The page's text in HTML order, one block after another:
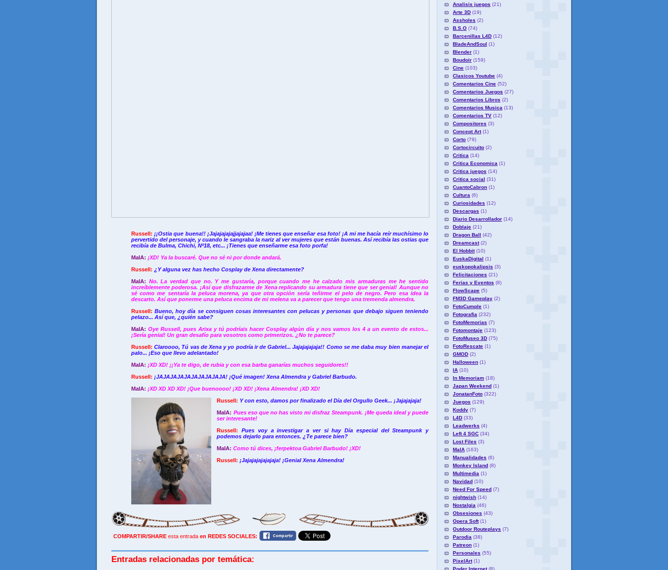
Russell: ¡¡Ostia que buena!! ¡Jajajajajajjajajaa! ¡Me tienes que enseñar esa foto! ¡A mi me hacía reír muchísimo lo
pervertido del personaje, y cuando le sangraba la nariz al ver mujeres que están buenas. Así recibía las ostias que
recibía de Bulma, Chichi, Nº18, etc... ¡Tienes que enseñarme esa foto porfa!
MaIA: ¡XD! Ya la buscaré. Que no sé ni por donde andará.
Russell: ¿Y alguna vez has hecho Cosplay de Xena directamente?
MaIA: No. La verdad que no. Y me gustaría, porque cuando me he calzado mis armaduras me he sentido
increíblemente poderosa. ¡Así que disfrazarme de Xena replicando su armadura tiene que ser genial! Aunque no
sé como me sentaría la peluca morena, ya que otra opción sería teñirme el pelo de negro. Pero esa idea la
descarto. Así que ponerme una peluca encima de mi melena va a parecer que tengo una tremenda almendra.
Russell: Bueno, hoy día se consiguen cosas interesantes con pelucas y personas que debajo siguen teniendo
pelazo... Así que, ¿quién sabe?
MaIA: Oye Russell, pues Arixa y tú podríais hacer Cosplay algún día y nos vamos los 4 a un evento de estos...
¡Sería genial! Un gran desafío para vosotros como primerizos. ¿No te parece?
Russell: Claroooo, Tú vas de Xena y yo podría ir de Gabriel... Jajajajajaja!! Como se me daba muy bien manejar el
palo... ¡Eso que llevo adelantado!
MaIA: ¡XD XD! ¡¡Ya te digo, de rubia y con esa barba ganarías muchos seguidores!!
Russell: ¡JAJAJAJAJAJAJAJAJAJA! ¡Qué imagen! Xena Almendra y Gabriel Barbudo.
MaIA: ¡XD XD XD XD! ¡Que buenoooo! ¡XD XD! ¡Xena Almendra! ¡XD XD!
Russell: Y con esto, damos por finalizado el Día del Orgullo Geek... ¡Jajajajaja!
MaIA: Pues eso que no has visto mi disfraz Steampunk. ¡Me queda ideal y puede
ser interesante!
Russell:
Pues voy a investigar a ver si hay Día especial del Steampunk y
podemos dejarlo para entonces. ¿Te parece bien?
MaIA: Como tú dices, ¡ferpektoa Gabriel Barbudo! ¡XD!
Russell: ¡Jajajajajajajaja! ¡Genial Xena Almendra!
COMPARTIR/SHARE esta entrada en REDES SOCIALES:
Entradas relacionadas por temática:
Analisis juegos (21)
Arte 3D (19)
Assholes (2)
B.S.O (74)
Barcenillas L4D (12)
BladeAndSoul (1)
Blender (1)
Boudoir (159)
Cine (103)
Clasicos Youtube (4)
Comentarios Cine (52)
Comentarios Juegos (27)
Comentarios Libros (2)
Comentarios Musica (13)
Comentarios TV (12)
Compositores (3)
Concept Art (1)
Corto (79)
Cortocircuito (2)
Critica (14)
Critica Economica (1)
Critica juegos (14)
Critica social (31)
CuantoCabron (1)
Cultura (6)
Curiosidades (12)
Descargas (1)
Diario Desarrollador (14)
Doblaje (21)
Dragon Ball (42)
Dreamcast (2)
El Hobbit (10)
EuskaDigital (1)
euskopokalipsis (3)
Felicitaciones (21)
Ferias y Eventos (8)
FlowScape (5)
FM3D Gameplay (2)
FotoCumple (1)
Fotografia (232)
FotoMemorias (7)
Fotomontaje (123)
FotoMuseo 3D (75)
FotoRescate (1)
GMOD (2)
Halloween (1)
IA (10)
In Memoriam (18)
Japan Weekend (1)
JonatanFoto (322)
Juegos (129)
Koddy (7)
L4D (33)
Leadwerks (4)
Left 4 SGC (34)
Lost Files (3)
MaIA (163)
Manualidades (6)
Monkey Island (8)
Multimedia (1)
Navidad (10)
Need For Speed (7)
nightwish (14)
Nostalgia (46)
Obsesiones (43)
Opera Soft (1)
Outdoor Routeplays (7)
Parodia (38)
Patreon (1)
Personales (55)
PixelArt (1)
Poder Internet (8)